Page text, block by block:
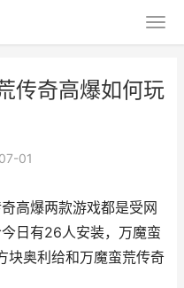
传奇高爆如何玩
01
高爆两款游戏都是受网
日有26人安装，万魔蛮
块奥利给和万魔蛮荒传奇